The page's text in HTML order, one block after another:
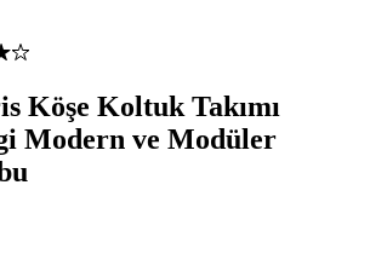
Köşe Koltuk Takımı
Modern ve Modüler